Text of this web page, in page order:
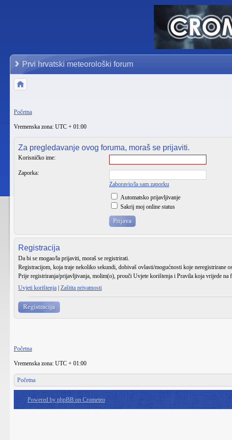
Prvi hrvatski meteorološki forum
Početna
Vremenska zona: UTC + 01:00
Za pregledavanje ovog foruma, moraš se prijaviti.
Korisničko ime:
Zaporka:
Zaboravio/la sam zaporku
Automatsko prijavljivanje
Sakrij moj online status
Registracija
Da bi se mogao/la prijaviti, moraš se registrirati.
Registracijom, koja traje nekoliko sekundi, dobivaš ovlasti/mogućnosti koje neregistrirane
Prije registriranja/prijavljivanja, molim(o), prouči Uvjete korištenja i Pravila koja vrijede na
Uvjeti korištenja Zaštita privatnosti
Registracija
Početna
Vremenska zona: UTC + 01:00
Početna
Powered by phpBB on Crometeo